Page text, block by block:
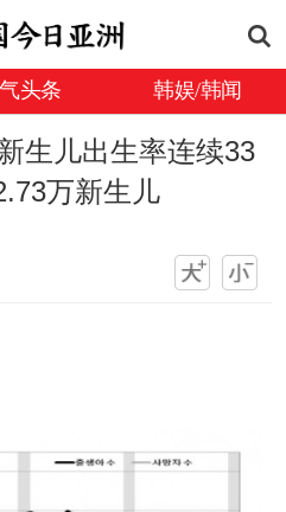
头条 韩娱/韩闻
生儿出生率连续33
万新生儿